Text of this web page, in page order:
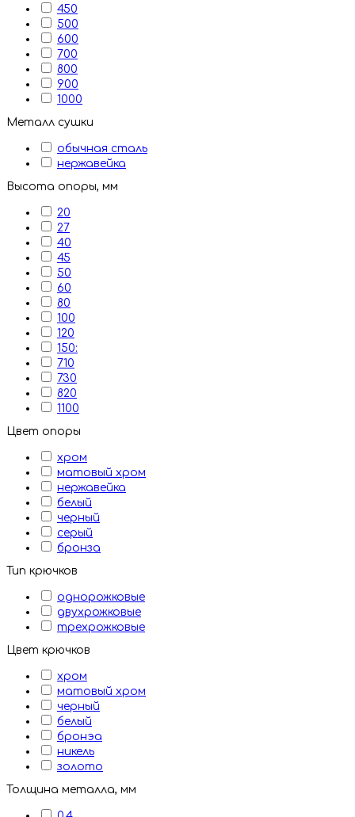
450
500
600
700
800
900
1000
Металл сушки
обычная сталь
нержавейка
Высота опоры, мм
20
27
40
45
50
60
80
100
120
150:
710
730
820
1100
Цвет опоры
хром
матовый хром
нержавейка
белый
черный
серый
бронза
Тип крючков
однорожковые
двухрожковые
трехрожковые
Цвет крючков
хром
матовый хром
черный
белый
бронэа
никель
золото
Толщина металла, мм